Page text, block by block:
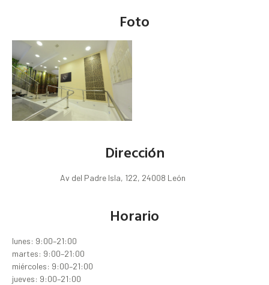
Foto
Dirección
Av del Padre Isla, 122, 24008 León
Horario
lunes: 9:00–21:00
martes: 9:00–21:00
miércoles: 9:00–21:00
jueves: 9:00–21:00